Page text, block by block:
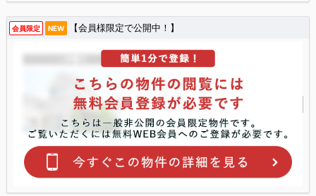
会員限定 NEW 【会員様限定で公開中！】